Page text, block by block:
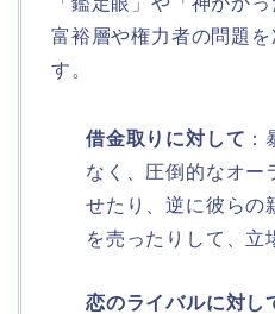
富裕層や権力者の問題
す。
借金取りに対して
なく、圧倒的なオー
せたり、逆に彼らの
を売ったりして、立
恋のライバルに対し